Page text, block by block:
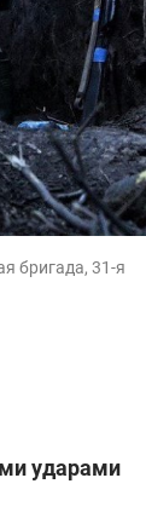
бригада, 31-я
ударами